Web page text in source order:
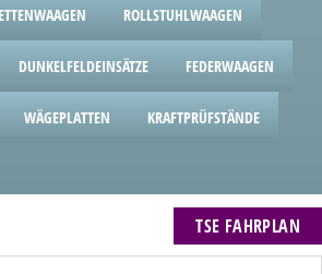
ROLLSTUHLWAAGEN
DUNKELFELDEINSÄTZE FEDERWAAGEN
WÄGEPLATTEN KRAFTPRÜFSTÄNDE
TSE FAHRPLAN